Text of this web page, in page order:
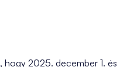
2025. december 1. és